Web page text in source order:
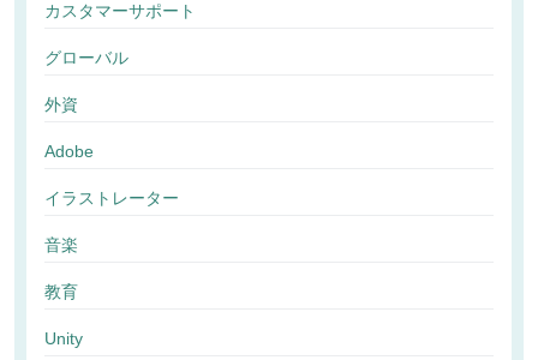
カスタマーサポート
グローバル
外資
Adobe
イラストレーター
音楽
教育
Unity